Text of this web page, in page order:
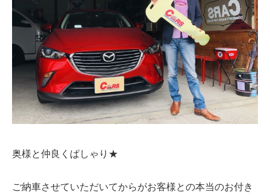
奥様と仲良くぱしゃり★
ご納車させていただいてからがお客様との本当のお付き